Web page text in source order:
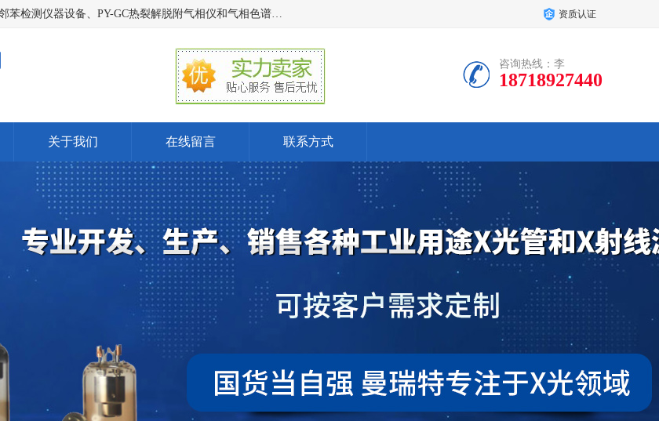
深圳曼瑞特科技有限公司是一家专业从事X光管维修X射线管、Rohs2.0邻苯检测仪器设备、PY-GC热裂解脱附气相仪和气相色谱光谱仪器、天瑞仪器探测器、高压电源等产品的维修出租的企业。本公司以客户至上为宗旨，以专注、专一、专业的精神为您提供安全、经济的技术服务。 资质认证
咨询热线：李
18718927440
关于我们 在线留言 联系方式